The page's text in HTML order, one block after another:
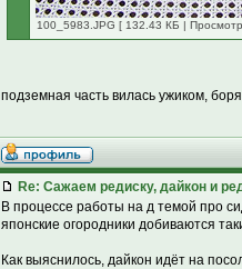
100_5983.JPG [ 132.43 КБ |
подземная часть вилась ужиком,
Re: Сажаем редиску, дайкон и
В процессе работы на д темой про
японские огородники добиваются
Как выяснилось, дайкон идёт на